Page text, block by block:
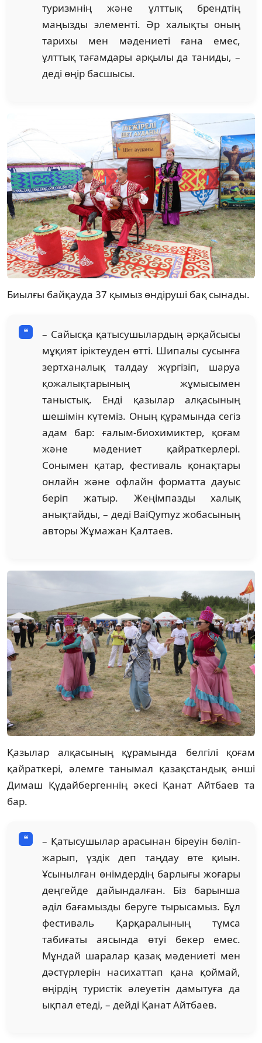
туризмнің және ұлттық брендтің
маңызды элементі. Әр халықты оның
тарихы мен мәдениеті ғана емес,
ұлттық тағамдары арқылы да таниды, –
деді өңір басшысы.
Биылғы байқауда 37 қымыз өндіруші бақ сынады.
– Сайысқа қатысушылардың әрқайсысы
мұқият іріктеуден өтті. Шипалы сусынға
зертханалық талдау жүргізіп, шаруа
қожалықтарының жұмысымен
таныстық. Енді қазылар алқасының
шешімін күтеміз. Оның құрамында сегіз
адам бар: ғалым-биохимиктер, қоғам
және мәдениет қайраткерлері.
Сонымен қатар, фестиваль қонақтары
онлайн және офлайн форматта дауыс
беріп жатыр. Жеңімпазды халық
анықтайды, – деді BaiQymyz жобасының
авторы Жұмажан Қалтаев.
Қазылар алқасының құрамында белгілі қоғам
қайраткері, әлемге танымал қазақстандық әнші
Димаш Құдайбергеннің әкесі Қанат Айтбаев та
бар.
– Қатысушылар арасынан біреуін бөліп-
жарып, үздік деп таңдау өте қиын.
Ұсынылған өнімдердің барлығы жоғары
деңгейде дайындалған. Біз барынша
әділ бағамызды беруге тырысамыз. Бұл
фестиваль Қарқаралының тұмса
табиғаты аясында өтуі бекер емес.
Мұндай шаралар қазақ мәдениеті мен
дәстүрлерін насихаттап қана қоймай,
өңірдің туристік әлеуетін дамытуға да
ықпал етеді, – дейді Қанат Айтбаев.